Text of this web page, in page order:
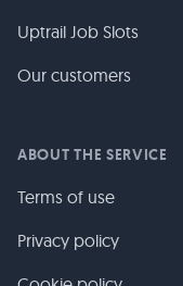
Uptrail Job Slots
Our customers
ABOUT THE SERVICE
Terms of use
Privacy policy